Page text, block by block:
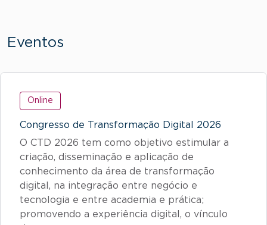
Eventos
Online
Congresso de Transformação Digital 2026
O CTD 2026 tem como objetivo estimular a
criação, disseminação e aplicação de
conhecimento da área de transformação
digital, na integração entre negócio e
tecnologia e entre academia e prática;
promovendo a experiência digital, o vínculo